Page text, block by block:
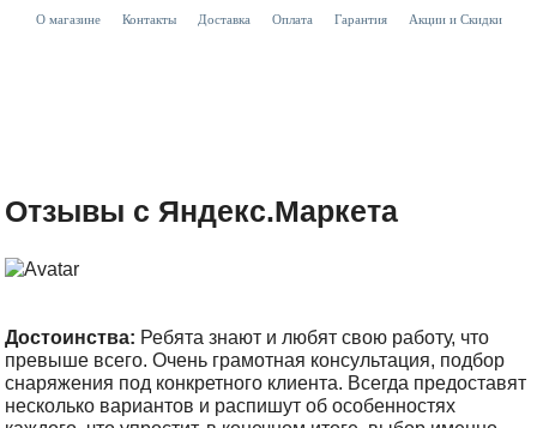
О магазине Контакты Доставка Оплата Гарантия Акции и Скидки
Отзывы с Яндекс.Маркета
Достоинства: Ребята знают и любят свою работу, что
превыше всего. Очень грамотная консультация, подбор
снаряжения под конкретного клиента. Всегда предоставят
несколько вариантов и распишут об особенностях